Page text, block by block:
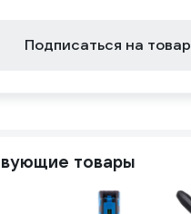
Подписаться на товар
товары